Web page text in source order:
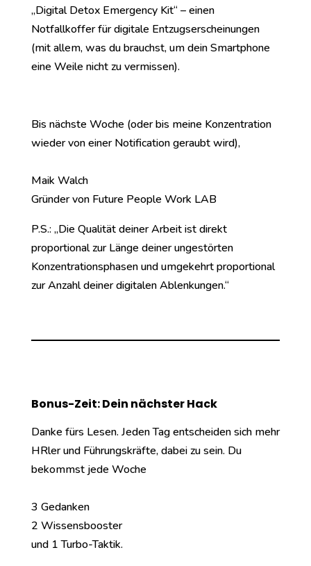
„Digital Detox Emergency Kit“ – einen
Notfallkoffer für digitale Entzugserscheinungen
(mit allem, was du brauchst, um dein Smartphone
eine Weile nicht zu vermissen).
Bis nächste Woche (oder bis meine Konzentration
wieder von einer Notification geraubt wird),
Maik Walch
Gründer von Future People Work LAB
P.S.: „Die Qualität deiner Arbeit ist direkt
proportional zur Länge deiner ungestörten
Konzentrationsphasen und umgekehrt proportional
zur Anzahl deiner digitalen Ablenkungen.“
Bonus-Zeit: Dein nächster Hack
Danke fürs Lesen. Jeden Tag entscheiden sich mehr
HRler und Führungskräfte, dabei zu sein. Du
bekommst jede Woche
3 Gedanken
2 Wissensbooster
und 1 Turbo-Taktik.